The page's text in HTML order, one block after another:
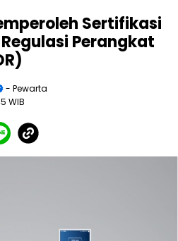
Sertifikasi
Perangkat
- Pewarta
WIB